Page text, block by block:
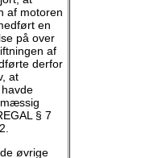
af motoren
en
på over
af
derfor
at
§ 7
øvrige